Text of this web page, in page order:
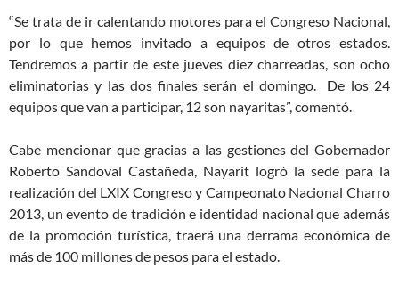
“Se trata de ir calentando motores para el Congreso Nacional,
por lo que hemos invitado a equipos de otros estados.
Tendremos a partir de este jueves diez charreadas, son ocho
eliminatorias y las dos finales serán el domingo. De los 24
equipos que van a participar, 12 son nayaritas”, comentó.
Cabe mencionar que gracias a las gestiones del Gobernador
Roberto Sandoval Castañeda, Nayarit logró la sede para la
realización del LXIX Congreso y Campeonato Nacional Charro
2013, un evento de tradición e identidad nacional que además
de la promoción turística, traerá una derrama económica de
más de 100 millones de pesos para el estado.